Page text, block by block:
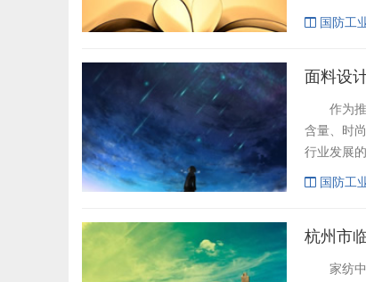
代表性文
国防工
面料设
作为推
含量、时
行业发展
举行。本
国防工
杭州市
家纺中